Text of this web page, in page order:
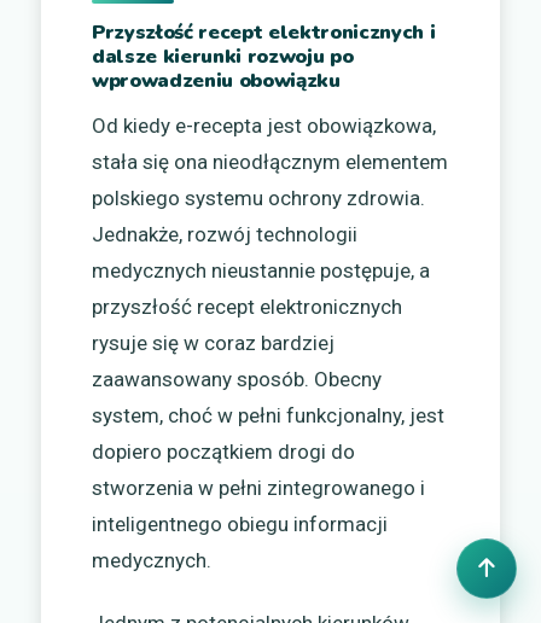
Przyszłość recept elektronicznych i
dalsze kierunki rozwoju po
wprowadzeniu obowiązku
Od kiedy e-recepta jest obowiązkowa,
stała się ona nieodłącznym elementem
polskiego systemu ochrony zdrowia.
Jednakże, rozwój technologii
medycznych nieustannie postępuje, a
przyszłość recept elektronicznych
rysuje się w coraz bardziej
zaawansowany sposób. Obecny
system, choć w pełni funkcjonalny, jest
dopiero początkiem drogi do
stworzenia w pełni zintegrowanego i
inteligentnego obiegu informacji
medycznych.